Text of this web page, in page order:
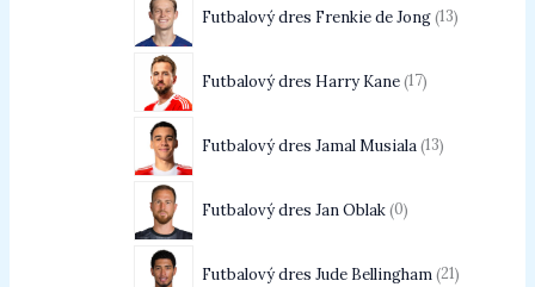
Futbalový dres Frenkie de Jong 13
Futbalový dres Harry Kane 17
Futbalový dres Jamal Musiala 13
Futbalový dres Jan Oblak 0
Futbalový dres Jude Bellingham 21